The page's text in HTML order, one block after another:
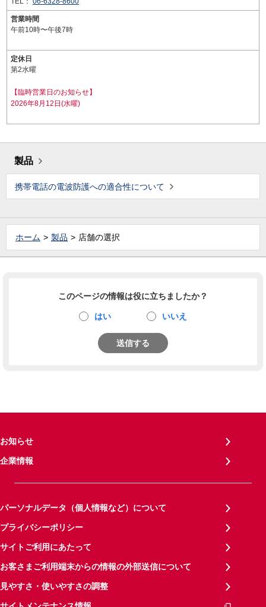
営業時間
午前10時〜午後7時
定休日
第2水曜
【臨時営業日のお知らせ】
2026年8月12日(水曜)
製品
携帯電話の電波防護への適合性について
ホーム 製品 店舗の選択
このページの情報は役に立ちましたか？
はい いいえ
送信する
お知らせ
企業情報
パーソナルデータ（個人情報など）について
プライバシーポリシー
サイトご利用にあたって
お客さまご利用端末からの情報の外部送信について
見やすさ・使いやすさの調整